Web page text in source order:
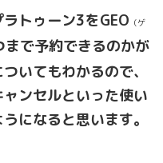
ラトゥーン3をGEO （ゲ
で予約できるのかが
いてもわかるので、
ンセルといった使い
になると思います。